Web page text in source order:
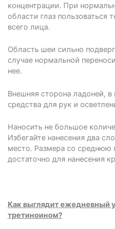
концентрации. При
области глаз пользоваться
всего лица.
Область шеи сильно
случае нормальной
нее.
Внешняя сторона ладоней,
средства для рук и
Наносить не большое
Избегайте нанесения два
место. Размера со
достаточно для нанесения
Как выглядит ежедневный
третиноином?